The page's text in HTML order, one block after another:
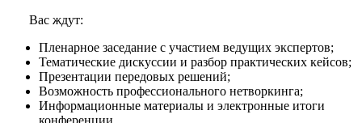
Вас ждут:
Пленарное заседание с участием ведущих экспертов;
Тематические дискуссии и разбор практических кейсов;
Презентации передовых решений;
Возможность профессионального нетворкинга;
Информационные материалы и электронные итоги
конференции.